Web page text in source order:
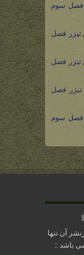
فصل سوم
تیزر فصل
تیزر فصل
فصل
فصل سوم
آن تنها
باشد ::